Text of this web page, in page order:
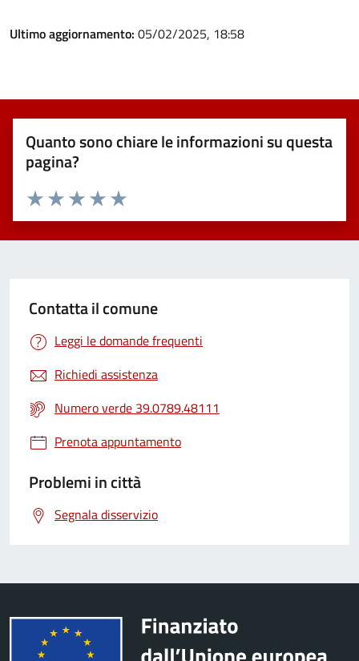
Ultimo aggiornamento: 05/02/2025, 18:58
Quanto sono chiare le informazioni su questa
pagina?
Valuta 5 stelle su 5
Valuta 4 stelle su 5
Valuta 3 stelle su 5
Valuta 2 stelle su 5
Valuta 1 stelle su 5
Contatta il comune
Leggi le domande frequenti
Richiedi assistenza
Numero verde 39.0789.48111
Prenota appuntamento
Problemi in città
Segnala disservizio